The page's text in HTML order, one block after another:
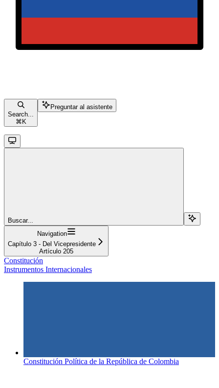
Search...
⌘ K
Preguntar al asistente
Buscar...
Navigation
Capítulo 3 - Del Vicepresidente
Artículo 205
Constitución
Instrumentos Internacionales
Constitución Política de la República de Colombia